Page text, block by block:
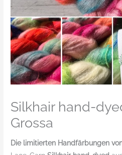
Silkhair hand-
Grossa
Die limitierten Handfärbungen